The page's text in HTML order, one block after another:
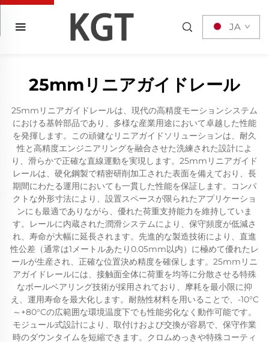
JA
25mmリニアガイドレール
25mmリニアガイドレールは、現代の高精度モーションシステム
における基幹部品であり、多様な産業用途において卓越した性能
を発揮します。この頑健なリニアガイドソリューションは、耐久
性と高精度エンジニアリングを融合させた洗練された設計によ
り、滑らかで正確な直線運動を実現します。25mmリニアガイド
レールは、硬化鋼製で精密研削加工された表面を備えており、長
期間にわたる運用においても一貫した性能を保証します。コンパ
クトな外形寸法により、設置スペースが限られたアプリケーショ
ンにも最適でありながら、優れた荷重支持能力を維持していま
す。レールに内蔵された潤滑システムにより、保守頻度が低減さ
れ、寿命が大幅に延長されます。先進的な製造技術により、直進
性公差（通常は1メートルあたり0.05mm以内）に極めて優れたレ
ールが生産され、正確な位置決め精度を確保します。25mmリニ
アガイドレールには、接触面全体に荷重を均等に分散させる特殊
なボールベアリング技術が採用されており、摩耗を最小限に抑
え、運用寿命を最大化します。耐熱性材料を用いることで、-10°C
～+80°Cの広範囲な環境温度下でも性能劣化なく動作可能です。
モジュール式設計により、取付けおよび交換が容易で、保守作業
時のダウンタイムを短縮できます。クロムめっきや特殊コーティ